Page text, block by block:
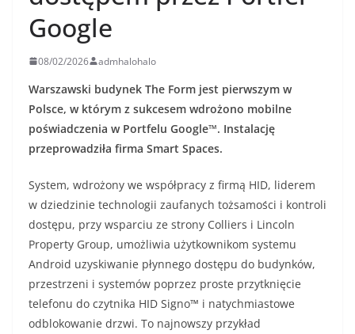
Google
08/02/2026 admhalohalo
Warszawski budynek The Form jest pierwszym w
Polsce, w którym z sukcesem wdrożono mobilne
poświadczenia w Portfelu Google™. Instalację
przeprowadziła firma Smart Spaces.
System, wdrożony we współpracy z firmą HID, liderem
w dziedzinie technologii zaufanych tożsamości i kontroli
dostępu, przy wsparciu ze strony Colliers i Lincoln
Property Group, umożliwia użytkownikom systemu
Android uzyskiwanie płynnego dostępu do budynków,
przestrzeni i systemów poprzez proste przytknięcie
telefonu do czytnika HID Signo™ i natychmiastowe
odblokowanie drzwi. To najnowszy przykład